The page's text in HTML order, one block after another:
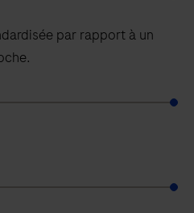
par rapport à un